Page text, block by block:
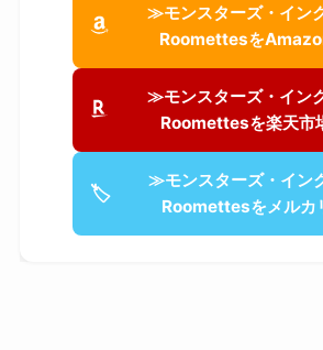
≫モンスターズ・イン
Roomettesを
≫モンスターズ・イン
Roomettesを楽天市
🏷
≫モンスターズ・イン
Roomettesをメルカ